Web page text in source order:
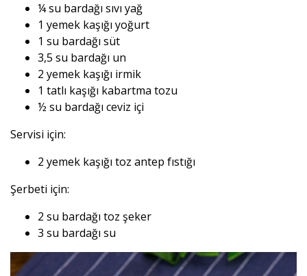
¼ su bardağı sıvı yağ
1 yemek kaşığı yoğurt
1 su bardağı süt
3,5 su bardağı un
2 yemek kaşığı irmik
1 tatlı kaşığı kabartma tozu
½ su bardağı ceviz içi
Servisi için:
2 yemek kaşığı toz antep fıstığı
Şerbeti için:
2 su bardağı toz şeker
3 su bardağı su